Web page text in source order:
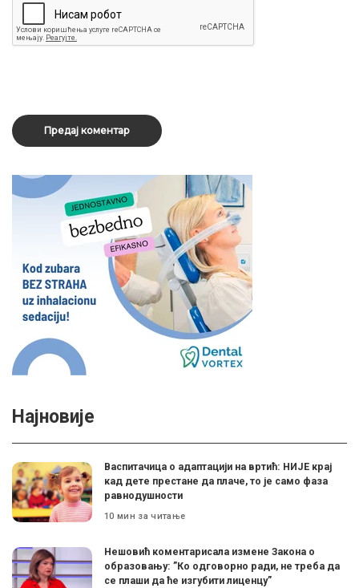
Најновије
Васпитачица о адаптацији на вртић: НИЈЕ крај
кад дете престане да плаче, то је само фаза
равнодушности
10 мин за читање
Нешовић коментарисала измене Закона о
образовању: ”Ко одговорно ради, не треба да
се плаши да ће изгубити лиценцу”